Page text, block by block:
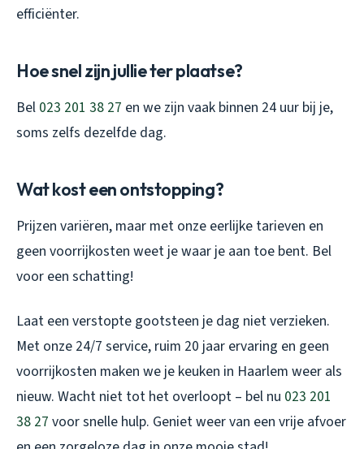
efficiënter.
Hoe snel zijn jullie ter plaatse?
Bel 023 201 38 27 en we zijn vaak binnen 24 uur bij je,
soms zelfs dezelfde dag.
Wat kost een ontstopping?
Prijzen variëren, maar met onze eerlijke tarieven en
geen voorrijkosten weet je waar je aan toe bent. Bel
voor een schatting!
Laat een verstopte gootsteen je dag niet verzieken.
Met onze 24/7 service, ruim 20 jaar ervaring en geen
voorrijkosten maken we je keuken in Haarlem weer als
nieuw. Wacht niet tot het overloopt – bel nu 023 201
38 27 voor snelle hulp. Geniet weer van een vrije afvoer